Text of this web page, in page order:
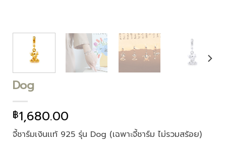
Dog
฿1,680.00
จี้ชาร์มเงินเเท้ 925 รุ่น Dog (เฉพาะจี้ชาร์ม ไม่รวมสร้อย)